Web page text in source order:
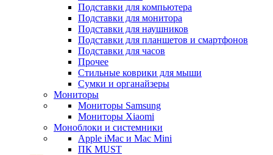
Подставки для компьютера
Подставки для монитора
Подставки для наушников
Подставки для планшетов и смартфонов
Подставки для часов
Прочее
Стильные коврики для мыши
Сумки и органайзеры
Мониторы
Мониторы Samsung
Мониторы Xiaomi
Моноблоки и системники
Apple iMac и Mac Mini
ПК MUST